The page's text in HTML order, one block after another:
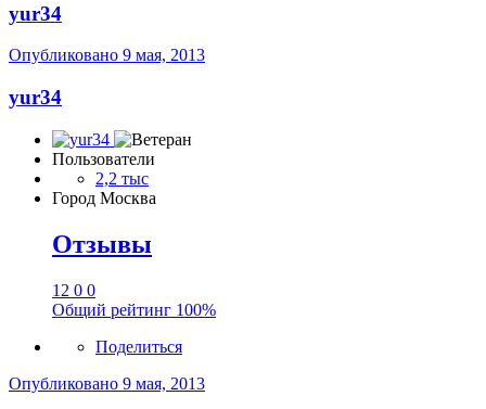
yur34
Опубликовано 9 мая, 2013
yur34
Пользователи
2,2 тыс
Город Москва
Отзывы
12 0 0
Общий рейтинг 100%
Поделиться
Опубликовано 9 мая, 2013